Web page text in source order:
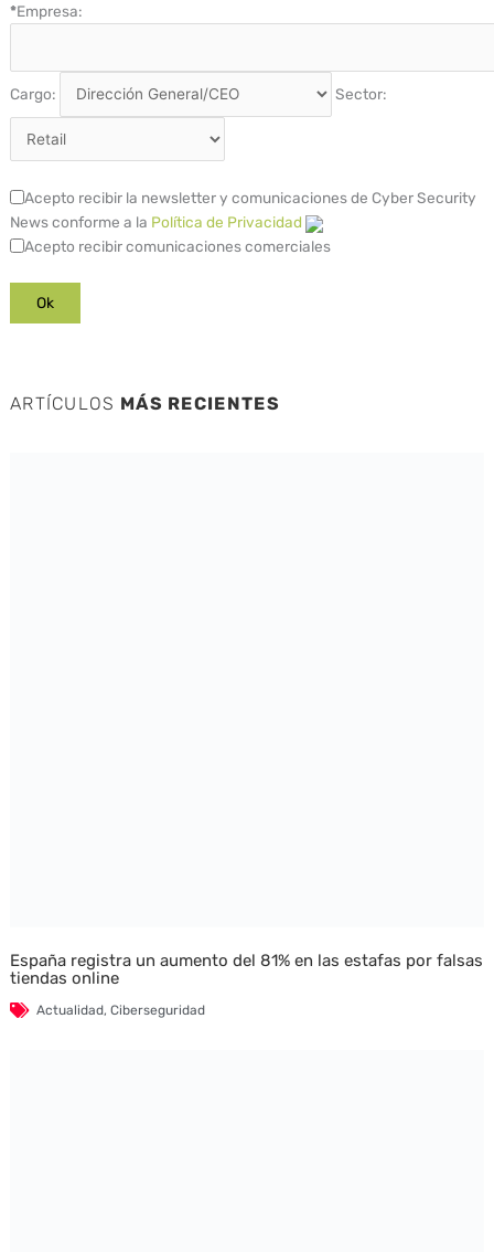
*Empresa:
Cargo: Sector:
Acepto recibir la newsletter y comunicaciones de Cyber Security
News conforme a la Política de Privacidad
Acepto recibir comunicaciones comerciales
ARTÍCULOS MÁS RECIENTES
España registra un aumento del 81% en las estafas por falsas
tiendas online
Actualidad, Ciberseguridad